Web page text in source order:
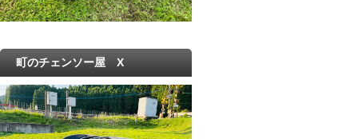
町のチェンソー屋 X